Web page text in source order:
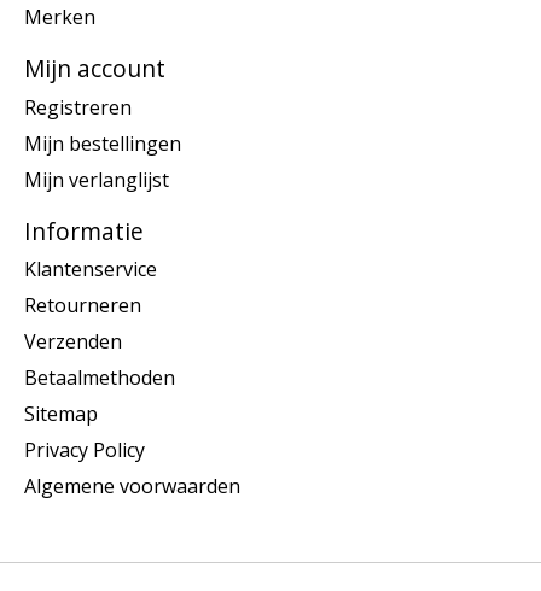
Merken
Mijn account
Registreren
Mijn bestellingen
Mijn verlanglijst
Informatie
Klantenservice
Retourneren
Verzenden
Betaalmethoden
Sitemap
Privacy Policy
Algemene voorwaarden